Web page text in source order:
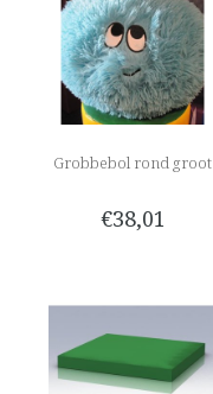
Grobbebol rond groot
€38,01